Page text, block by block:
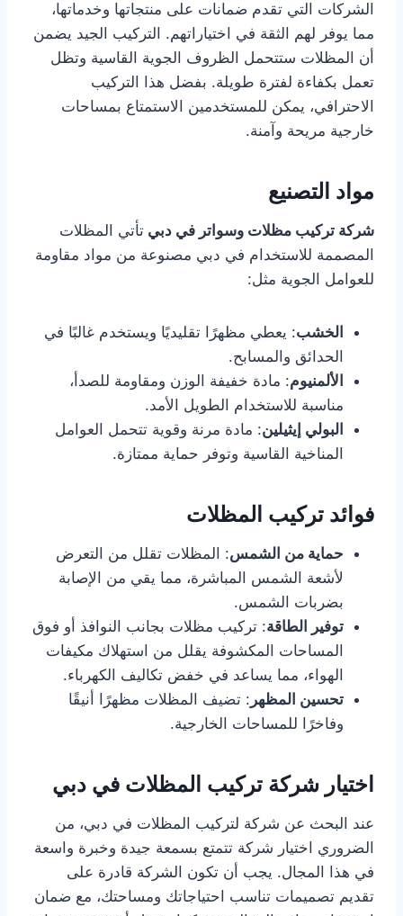
الشركات التي تقدم ضمانات على منتجاتها وخدماتها،
مما يوفر لهم الثقة في اختياراتهم. التركيب الجيد يضمن
أن المظلات ستتحمل الظروف الجوية القاسية وتظل
تعمل بكفاءة لفترة طويلة. بفضل هذا التركيب
الاحترافي، يمكن للمستخدمين الاستمتاع بمساحات
خارجية مريحة وآمنة.
مواد التصنيع
شركة تركيب مظلات وسواتر في دبي تأتي المظلات
المصممة للاستخدام في دبي مصنوعة من مواد مقاومة
للعوامل الجوية مثل:
الخشب: يعطي مظهرًا تقليديًا ويستخدم غالبًا في
الحدائق والمسابح.
الألمنيوم: مادة خفيفة الوزن ومقاومة للصدأ،
مناسبة للاستخدام الطويل الأمد.
البولي إيثيلين: مادة مرنة وقوية تتحمل العوامل
المناخية القاسية وتوفر حماية ممتازة.
فوائد تركيب المظلات
حماية من الشمس: المظلات تقلل من التعرض
لأشعة الشمس المباشرة، مما يقي من الإصابة
بضربات الشمس.
توفير الطاقة: تركيب مظلات بجانب النوافذ أو فوق
المساحات المكشوفة يقلل من استهلاك مكيفات
الهواء، مما يساعد في خفض تكاليف الكهرباء.
تحسين المظهر : تضيف المظلات مظهرًا أنيقًا
وفاخرًا للمساحات الخارجية.
اختيار شركة تركيب المظلات في دبي
عند البحث عن شركة لتركيب المظلات في دبي، من
الضروري اختيار شركة تتمتع بسمعة جيدة وخبرة واسعة
في هذا المجال. يجب أن تكون الشركة قادرة على
تقديم تصميمات تناسب احتياجاتك ومساحتك، مع ضمان